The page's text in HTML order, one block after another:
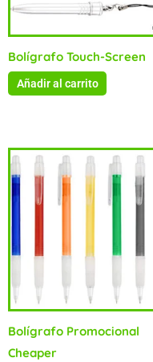
Bolígrafo Touch-Screen
Añadir al carrito
Bolígrafo Promocional
Cheaper